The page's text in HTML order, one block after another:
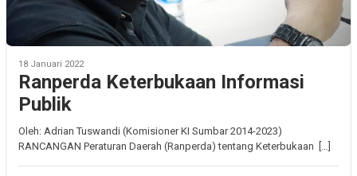
18 Januari 2022
Ranperda Keterbukaan Informasi
Publik
Oleh: Adrian Tuswandi (Komisioner KI Sumbar 2014-2023)
RANCANGAN Peraturan Daerah (Ranperda) tentang Keterbukaan […]